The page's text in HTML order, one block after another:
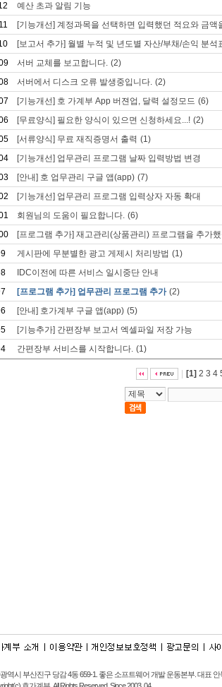
예산 초과 알림 기능
[기능개선] 계정과목을 선택하면 입력했던 적요와 금액
[보고서 추가] 월별 누적 및 년도별 자산/부채/손익 분석
서버 교체를 보고합니다. (2)
서버에서 디스크 오류 발생중입니다. (2)
[기능개선] 호 가계부 App 버젼업, 달력 설정모드 (6)
[무료양식] 필요한 양식이 있으면 신청하세요...! (2)
[서류양식] 무료 재직증명서 출력 (1)
[기능개선] 업무관리 프로그램 날짜 입력방법 변경
[안내] 호 업무관리 구글 앱(app) (7)
[기능개선] 업무관리 프로그램 입력상자 자동 확대
회원님의 도움이 필요합니다. (6)
[프로그램 추가] 재고관리(상품관리) 프로그램을 추가
게시판에 무분별한 광고 게제시 처리방법 (1)
IDC이전에 따른 서비스 일시중단 안내
[프로그램 추가] 업무관리 프로그램 추가 (2)
[안내] 호가계부 구글 앱(app) (5)
[기능추가] 간편장부 보고서 엑셀파일 저장 가능
간편장부 서비스를 시작합니다. (1)
[1] 2 3 4
역시 부산진구 당감 4동 659-1. 좋은 소프트웨어 개발 운동본부 . 대표